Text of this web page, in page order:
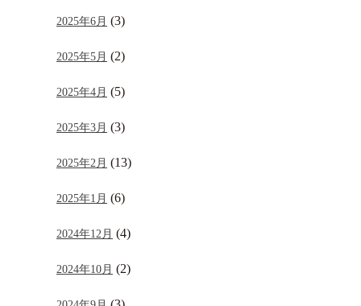
2025年6月 (3)
2025年5月 (2)
2025年4月 (5)
2025年3月 (3)
2025年2月 (13)
2025年1月 (6)
2024年12月 (4)
2024年10月 (2)